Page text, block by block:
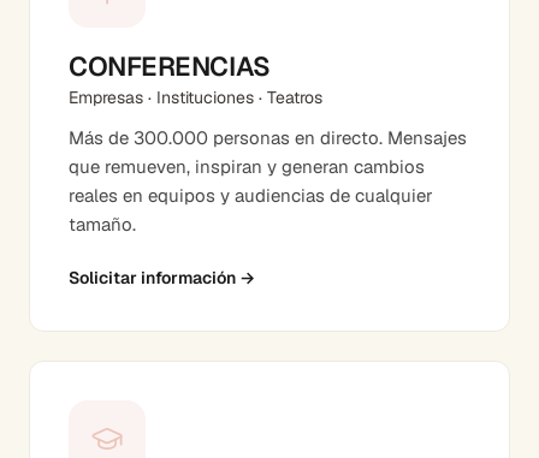
CONFERENCIAS
Empresas · Instituciones · Teatros
Más de 300.000 personas en directo. Mensajes
que remueven, inspiran y generan cambios
reales en equipos y audiencias de cualquier
tamaño.
Solicitar información →